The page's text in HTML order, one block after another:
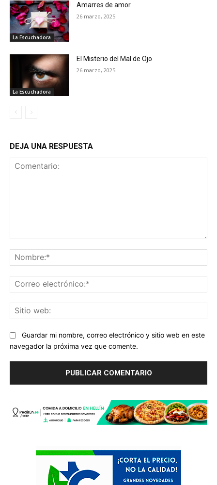
La Escuchadora
Amarres de amor
26 marzo, 2025
La Escuchadora
El Misterio del Mal de Ojo
26 marzo, 2025
DEJA UNA RESPUESTA
Guardar mi nombre, correo electrónico y sitio web en este
navegador la próxima vez que comente.